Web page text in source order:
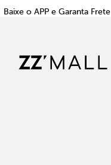
Baixe o APP e Garanta Frete